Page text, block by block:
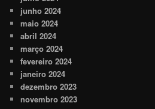
junho 2024
maio 2024
abril 2024
março 2024
fevereiro 2024
janeiro 2024
dezembro 2023
novembro 2023